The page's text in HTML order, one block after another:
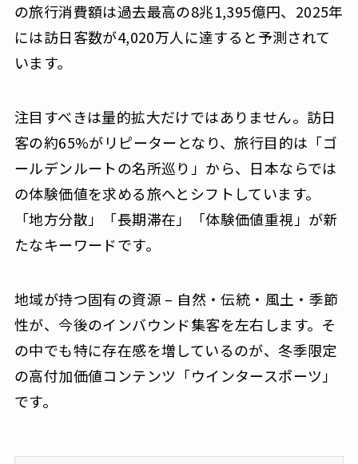
の旅行消費額は過去最高の8兆1,395億円、2025年
には訪日客数が4,020万人に達すると予測されて
います。
注目すべきは量的拡大だけではありません。訪日
客の約65%がリピーターとなり、旅行目的は「ゴ
ールデンルートの名所巡り」から、日本ならでは
の体験価値を求める旅へとシフトしています。
「地方分散」「長期滞在」「体験価値重視」が新
たなキーワードです。
地域が持つ固有の資源 – 自然・伝統・風土・季節
性が、今後のインバウンド集客を左右します。そ
の中でも特に存在感を増しているのが、冬季限定
の高付加価値コンテンツ「ウインタースポーツ」
です。